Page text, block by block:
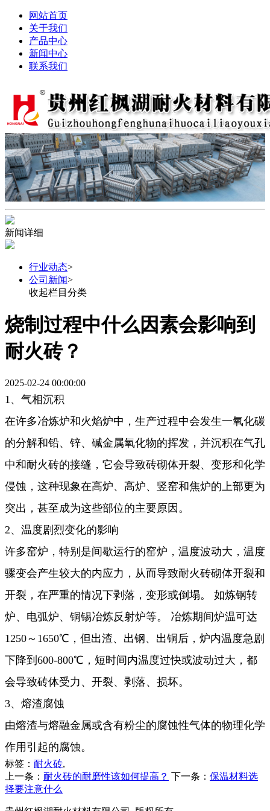
网站首页
关于我们
产品中心
新闻中心
联系我们
新闻详细
行业动态>
公司新闻>
收起栏目分类
烧制过程中什么因素会影响到
耐火砖？
2025-02-24 00:00:00
1、气相沉积
在许多冶炼炉和火焰炉中，生产过程中会发生一氧化碳
的分解和铅、锌、碱金属氧化物的挥发，并沉积在气孔
中和耐火砖的接缝，它会导致砖砌体开裂、变形和化学
侵蚀，这种现象在高炉、高炉、竖窑和焦炉的上部更为
突出，甚至成为这些部位的主要原因。
2、温度剧烈变化的影响
许多窑炉，特别是间歇运行的窑炉，温度波动大，温度
骤变会产生较大的内应力，从而导致耐火砖砌体开裂和
开裂，在严重的情况下剥落，变形或倒塌。 如炼钢转
炉、电弧炉、铜锡冶炼反射炉等。 冶炼期间炉温可达
1250～1650℃，但出渣、出钢、出铜后，炉内温度急剧
下降到600-800℃，短时间内温度过快或波动过大，都
会导致砖体受力、开裂、剥落、损坏。
3、熔渣腐蚀
由熔渣与熔融金属或含有粉尘的腐蚀性气体的物理化学
作用引起的腐蚀。
标签： 耐火砖,
上一条： 耐火砖的耐磨性该如何提高？ 下一条： 保温材料选
择要注意什么